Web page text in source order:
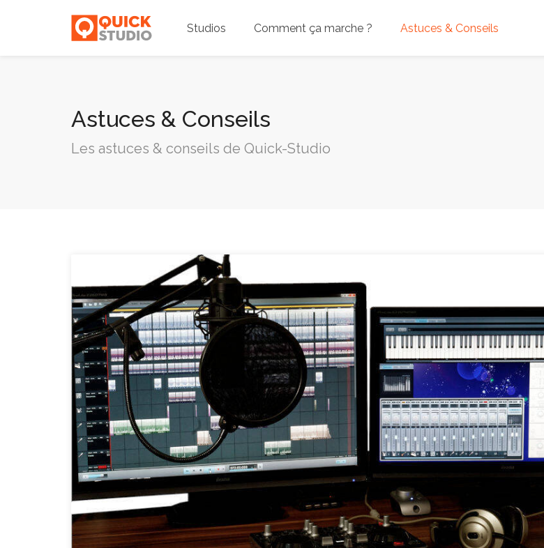
Studios Comment ça marche ? Astuces & Conseils
Astuces & Conseils
Les astuces & conseils de Quick-Studio